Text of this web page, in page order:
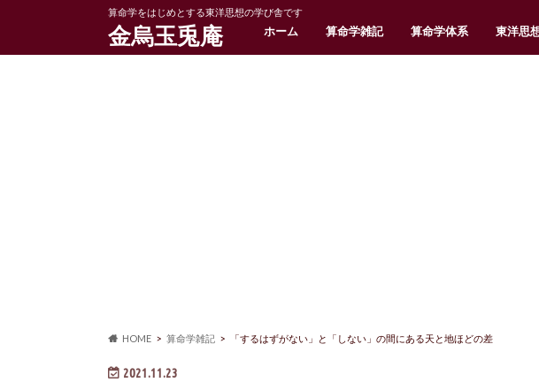
算命学をはじめとする東洋思想の学び舎です
金烏玉兎庵 ホーム 算命学雑記 算命学体系 東洋思
HOME 算命学雑記 「するはずがない」と「しない」の間にある天と地ほどの差
2021.11.23